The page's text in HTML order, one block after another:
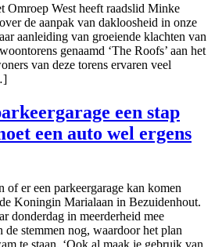
Omroep West heeft raadslid Minke
de aanpak van dakloosheid in onze
aanleiding van groeiende klachten van
genaamd ‘The Roofs’ aan het
van deze torens ervaren veel
een stap
een auto wel ergens
of er een parkeergarage kan komen
Koningin Marialaan in Bezuidenhout.
donderdag in meerderheid mee
de stemmen nog, waardoor het plan
te staan. ‘Ook al maak je gebruik van